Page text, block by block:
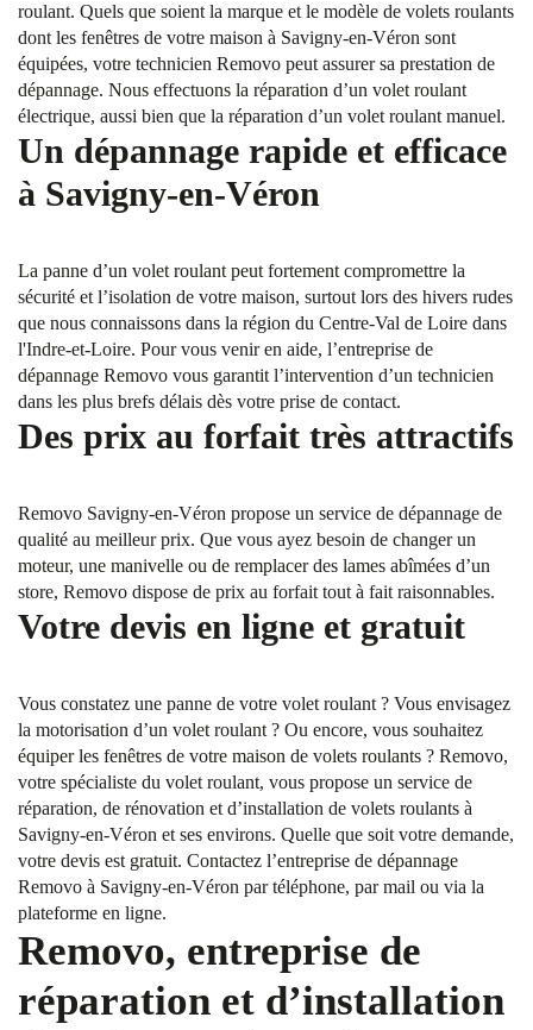
roulant. Quels que soient la marque et le modèle de volets roulants
dont les fenêtres de votre maison à Savigny-en-Véron sont
équipées, votre technicien Removo peut assurer sa prestation de
dépannage. Nous effectuons la réparation d’un volet roulant
électrique, aussi bien que la réparation d’un volet roulant manuel.
Un dépannage rapide et efficace
à Savigny-en-Véron
La panne d’un volet roulant peut fortement compromettre la
sécurité et l’isolation de votre maison, surtout lors des hivers rudes
que nous connaissons dans la région du Centre-Val de Loire dans
l'Indre-et-Loire. Pour vous venir en aide, l’entreprise de
dépannage Removo vous garantit l’intervention d’un technicien
dans les plus brefs délais dès votre prise de contact.
Des prix au forfait très attractifs
Removo Savigny-en-Véron propose un service de dépannage de
qualité au meilleur prix. Que vous ayez besoin de changer un
moteur, une manivelle ou de remplacer des lames abîmées d’un
store, Removo dispose de prix au forfait tout à fait raisonnables.
Votre devis en ligne et gratuit
Vous constatez une panne de votre volet roulant ? Vous envisagez
la motorisation d’un volet roulant ? Ou encore, vous souhaitez
équiper les fenêtres de votre maison de volets roulants ? Removo,
votre spécialiste du volet roulant, vous propose un service de
réparation, de rénovation et d’installation de volets roulants à
Savigny-en-Véron et ses environs. Quelle que soit votre demande,
votre devis est gratuit. Contactez l’entreprise de dépannage
Removo à Savigny-en-Véron par téléphone, par mail ou via la
plateforme en ligne.
Removo, entreprise de
réparation et d’installation